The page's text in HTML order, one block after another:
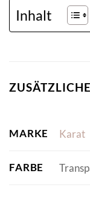
Inhalt
MARKE Karat
FARBE